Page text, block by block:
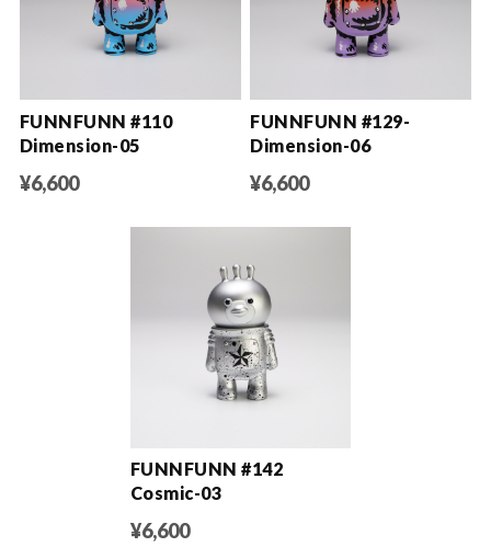
FUNNFUNN #110
Dimension-05
¥6,600
FUNNFUNN #129-
Dimension-06
¥6,600
FUNNFUNN #142
Cosmic-03
¥6,600